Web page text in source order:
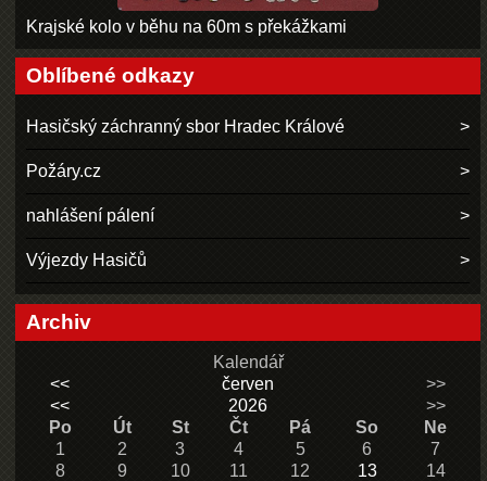
Krajské kolo v běhu na 60m s překážkami
Oblíbené odkazy
Hasičský záchranný sbor Hradec Králové
Požáry.cz
nahlášení pálení
Výjezdy Hasičů
Archiv
Kalendář
<<
červen
>>
<<
2026
>>
Po
Út St Čt Pá So
Ne
1
2 3 4 5 6
7
8
9 10 11 12 13
14